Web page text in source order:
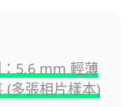
5.6 mm 輕薄
(多張相片樣本)